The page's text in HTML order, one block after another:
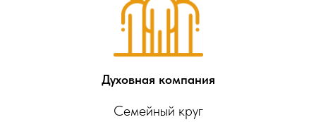
Духовная компания
Семейный круг